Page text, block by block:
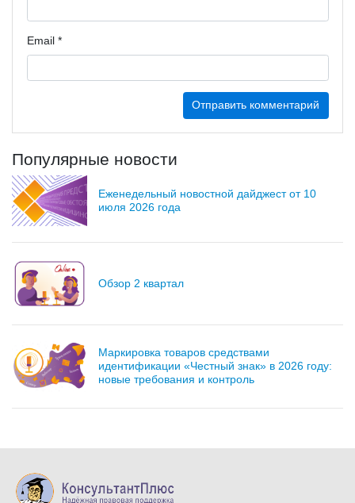
Email *
Популярные новости
Еженедельный новостной дайджест от 10
июля 2026 года
Обзор 2 квартал
Маркировка товаров средствами
идентификации «Честный знак» в 2026 году:
новые требования и контроль